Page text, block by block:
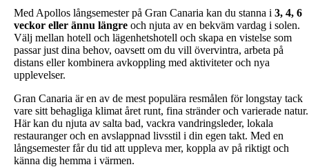
Med Apollos långsemester på Gran Canaria kan du stanna i 3, 4, 6
veckor eller ännu längre och njuta av en bekväm vardag i solen.
Välj mellan hotell och lägenhetshotell och skapa en vistelse som
passar just dina behov, oavsett om du vill övervintra, arbeta på
distans eller kombinera avkoppling med aktiviteter och nya
upplevelser.
Gran Canaria är en av de mest populära resmålen för longstay tack
vare sitt behagliga klimat året runt, fina stränder och varierade natur.
Här kan du njuta av salta bad, vackra vandringsleder, lokala
restauranger och en avslappnad livsstil i din egen takt. Med en
långsemester får du tid att uppleva mer, koppla av på riktigt och
känna dig hemma i värmen.